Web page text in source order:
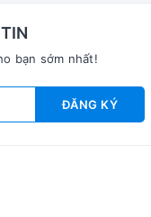
bạn sớm nhất!
ĐĂNG KÝ